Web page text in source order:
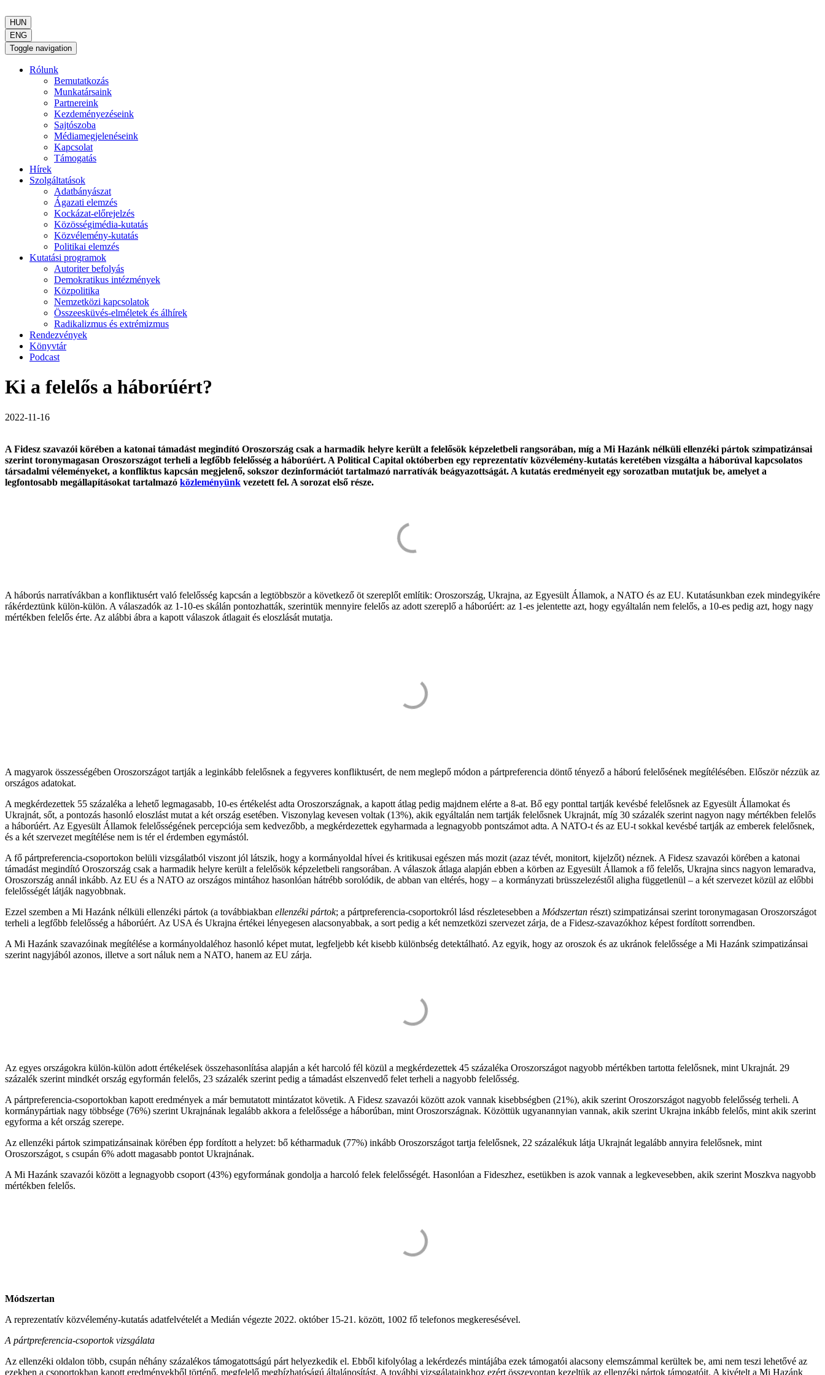
HUN
ENG
Toggle navigation
Rólunk
Bemutatkozás
Munkatársaink
Partnereink
Kezdeményezéseink
Sajtószoba
Médiamegjelenéseink
Kapcsolat
Támogatás
Hírek
Szolgáltatások
Adatbányászat
Ágazati elemzés
Kockázat-előrejelzés
Közösségimédia-kutatás
Közvélemény-kutatás
Politikai elemzés
Kutatási programok
Autoriter befolyás
Demokratikus intézmények
Közpolitika
Nemzetközi kapcsolatok
Összeesküvés-elméletek és álhírek
Radikalizmus és extrémizmus
Rendezvények
Könyvtár
Podcast
Ki a felelős a háborúért?
2022-11-16
A Fidesz szavazói körében a katonai támadást megindító Oroszország csak a harmadik helyre került a felelősök képzeletbeli rangsorában, míg a Mi Hazánk nélküli ellenzéki pártok szimpatizánsai
szerint toronymagasan Oroszországot terheli a legfőbb felelősség a háborúért. A Political Capital októberben egy reprezentatív közvélemény-kutatás keretében vizsgálta a háborúval kapcsolatos
társadalmi véleményeket, a konfliktus kapcsán megjelenő, sokszor dezinformációt tartalmazó narratívák beágyazottságát. A kutatás eredményeit egy sorozatban mutatjuk be, amelyet a
legfontosabb megállapításokat tartalmazó közleményünk vezetett fel. A sorozat első része.
A háborús narratívákban a konfliktusért való felelősség kapcsán a legtöbbször a következő öt szereplőt említik: Oroszország, Ukrajna, az Egyesült Államok, a NATO és az EU. Kutatásunkban ezek mindegyikére
rákérdeztünk külön-külön. A válaszadók az 1-10-es skálán pontozhatták, szerintük mennyire felelős az adott szereplő a háborúért: az 1-es jelentette azt, hogy egyáltalán nem felelős, a 10-es pedig azt, hogy nagy
mértékben felelős érte. Az alábbi ábra a kapott válaszok átlagait és eloszlását mutatja.
A magyarok összességében Oroszországot tartják a leginkább felelősnek a fegyveres konfliktusért, de nem meglepő módon a pártpreferencia döntő tényező a háború felelősének megítélésében. Először nézzük az
országos adatokat.
A megkérdezettek 55 százaléka a lehető legmagasabb, 10-es értékelést adta Oroszországnak, a kapott átlag pedig majdnem elérte a 8-at. Bő egy ponttal tartják kevésbé felelősnek az Egyesült Államokat és
Ukrajnát, sőt, a pontozás hasonló eloszlást mutat a két ország esetében. Viszonylag kevesen voltak (13%), akik egyáltalán nem tartják felelősnek Ukrajnát, míg 30 százalék szerint nagyon nagy mértékben felelős
a háborúért. Az Egyesült Államok felelősségének percepciója sem kedvezőbb, a megkérdezettek egyharmada a legnagyobb pontszámot adta. A NATO-t és az EU-t sokkal kevésbé tartják az emberek felelősnek,
és a két szervezet megítélése nem is tér el érdemben egymástól.
A fő pártpreferencia-csoportokon belüli vizsgálatból viszont jól látszik, hogy a kormányoldal hívei és kritikusai egészen más mozit (azaz tévét, monitort, kijelzőt) néznek. A Fidesz szavazói körében a katonai
támadást megindító Oroszország csak a harmadik helyre került a felelősök képzeletbeli rangsorában. A válaszok átlaga alapján ebben a körben az Egyesült Államok a fő felelős, Ukrajna sincs nagyon lemaradva,
Oroszország annál inkább. Az EU és a NATO az országos mintához hasonlóan hátrébb sorolódik, de abban van eltérés, hogy – a kormányzati brüsszelezéstől aligha függetlenül – a két szervezet közül az előbbi
felelősségét látják nagyobbnak.
Ezzel szemben a Mi Hazánk nélküli ellenzéki pártok (a továbbiakban ellenzéki pártok; a pártpreferencia-csoportokról lásd részletesebben a Módszertan részt) szimpatizánsai szerint toronymagasan Oroszországot
terheli a legfőbb felelősség a háborúért. Az USA és Ukrajna értékei lényegesen alacsonyabbak, a sort pedig a két nemzetközi szervezet zárja, de a Fidesz-szavazókhoz képest fordított sorrendben.
A Mi Hazánk szavazóinak megítélése a kormányoldaléhoz hasonló képet mutat, legfeljebb két kisebb különbség detektálható. Az egyik, hogy az oroszok és az ukránok felelőssége a Mi Hazánk szimpatizánsai
szerint nagyjából azonos, illetve a sort náluk nem a NATO, hanem az EU zárja.
Az egyes országokra külön-külön adott értékelések összehasonlítása alapján a két harcoló fél közül a megkérdezettek 45 százaléka Oroszországot nagyobb mértékben tartotta felelősnek, mint Ukrajnát. 29
százalék szerint mindkét ország egyformán felelős, 23 százalék szerint pedig a támadást elszenvedő felet terheli a nagyobb felelősség.
A pártpreferencia-csoportokban kapott eredmények a már bemutatott mintázatot követik. A Fidesz szavazói között azok vannak kisebbségben (21%), akik szerint Oroszországot nagyobb felelősség terheli. A
kormánypártiak nagy többsége (76%) szerint Ukrajnának legalább akkora a felelőssége a háborúban, mint Oroszországnak. Közöttük ugyanannyian vannak, akik szerint Ukrajna inkább felelős, mint akik szerint
egyforma a két ország szerepe.
Az ellenzéki pártok szimpatizánsainak körében épp fordított a helyzet: bő kétharmaduk (77%) inkább Oroszországot tartja felelősnek, 22 százalékuk látja Ukrajnát legalább annyira felelősnek, mint
Oroszországot, s csupán 6% adott magasabb pontot Ukrajnának.
A Mi Hazánk szavazói között a legnagyobb csoport (43%) egyformának gondolja a harcoló felek felelősségét. Hasonlóan a Fideszhez, esetükben is azok vannak a legkevesebben, akik szerint Moszkva nagyobb
mértékben felelős.
Módszertan
A reprezentatív közvélemény-kutatás adatfelvételét a Medián végezte 2022. október 15-21. között, 1002 fő telefonos megkeresésével.
A pártpreferencia-csoportok vizsgálata
Az ellenzéki oldalon több, csupán néhány százalékos támogatottságú párt helyezkedik el. Ebből kifolyólag a lekérdezés mintájába ezek támogatói alacsony elemszámmal kerültek be, ami nem teszi lehetővé az
ezekben a csoportokban kapott eredményekből történő, megfelelő megbízhatóságú általánosítást. A további vizsgálatainkhoz ezért összevontan kezeltük az ellenzéki pártok támogatóit. A kivételt a Mi Hazánk